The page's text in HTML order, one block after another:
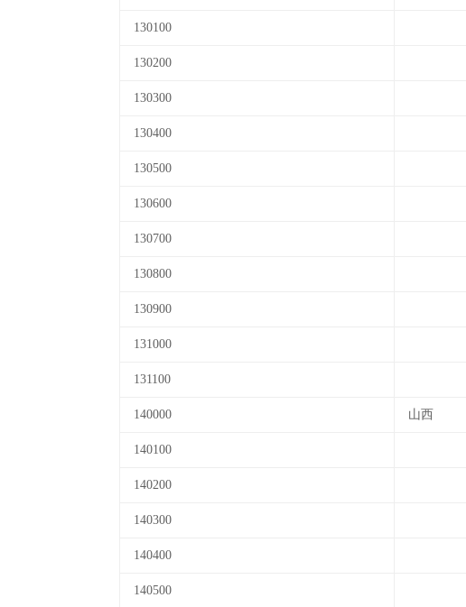
130100
130200
130300
130400
130500
130600
130700
130800
130900
131000
131100
140000 山西
140100
140200
140300
140400
140500